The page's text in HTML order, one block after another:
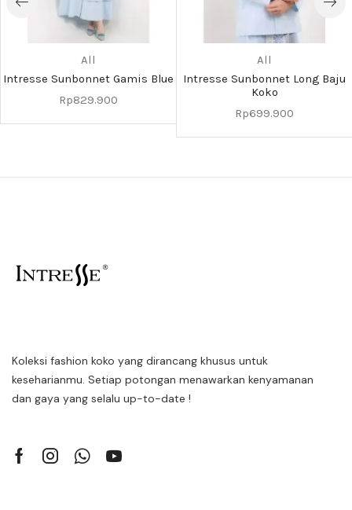
All
Intresse Sunbonnet Gamis Blue
Rp829.900
All
Intresse Sunbonnet Long Baju
Koko
Rp699.900
Koleksi fashion koko yang dirancang khusus untuk
keseharianmu. Setiap potongan menawarkan kenyamanan
dan gaya yang selalu up-to-date !